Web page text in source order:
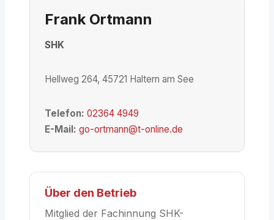
Frank Ortmann
SHK
Hellweg 264, 45721 Haltern am See
Telefon: 02364 4949
E-Mail: go-ortmann@t-online.de
Über den Betrieb
Mitglied der Fachinnung SHK-